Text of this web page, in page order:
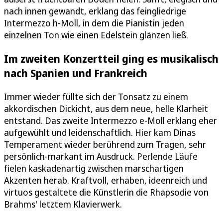
nach innen gewandt, erklang das feingliedrige
Intermezzo h-Moll, in dem die Pianistin jeden
einzelnen Ton wie einen Edelstein glänzen ließ.
Im zweiten Konzertteil ging es musikalisch
nach Spanien und Frankreich
Immer wieder füllte sich der Tonsatz zu einem
akkordischen Dickicht, aus dem neue, helle Klarheit
entstand. Das zweite Intermezzo e-Moll erklang eher
aufgewühlt und leidenschaftlich. Hier kam Dinas
Temperament wieder berührend zum Tragen, sehr
persönlich-markant im Ausdruck. Perlende Läufe
fielen kaskadenartig zwischen marschartigen
Akzenten herab. Kraftvoll, erhaben, ideenreich und
virtuos gestaltete die Künstlerin die Rhapsodie von
Brahms' letztem Klavierwerk.